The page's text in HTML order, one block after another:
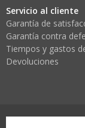
Servicio al cliente
Garantía de
Garantía contra
Tiempos y gastos
Devoluciones